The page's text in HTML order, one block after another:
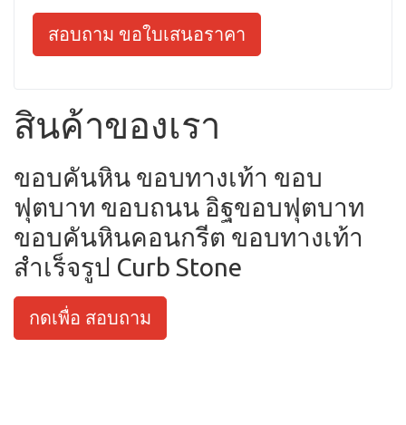
สอบถาม ขอใบเสนอราคา
สินค้าของเรา
ขอบคันหิน ขอบทางเท้า ขอบ
ฟุตบาท ขอบถนน อิฐขอบฟุตบาท
ขอบคันหินคอนกรีต ขอบทางเท้า
สำเร็จรูป Curb Stone
กดเพื่อ สอบถาม